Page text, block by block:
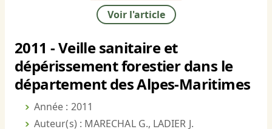
Voir l'article
2011 - Veille sanitaire et
dépérissement forestier dans le
département des Alpes-Maritimes
Année : 2011
Auteur(s) : MARECHAL G., LADIER J.